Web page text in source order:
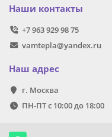
Наши контакты
+7 963 929 98 75
vamtepla@yandex.ru
Наш адрес
г. Москва
ПН-ПТ с 10:00 до 18:00